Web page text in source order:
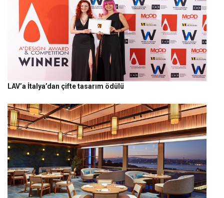
LAV’a İtalya’dan çifte tasarım ödülü